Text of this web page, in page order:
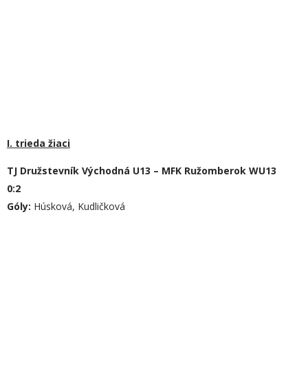
I. trieda žiaci
TJ Družstevník Východná U13 – MFK Ružomberok WU13
0:2
Góly: Húsková, Kudličková